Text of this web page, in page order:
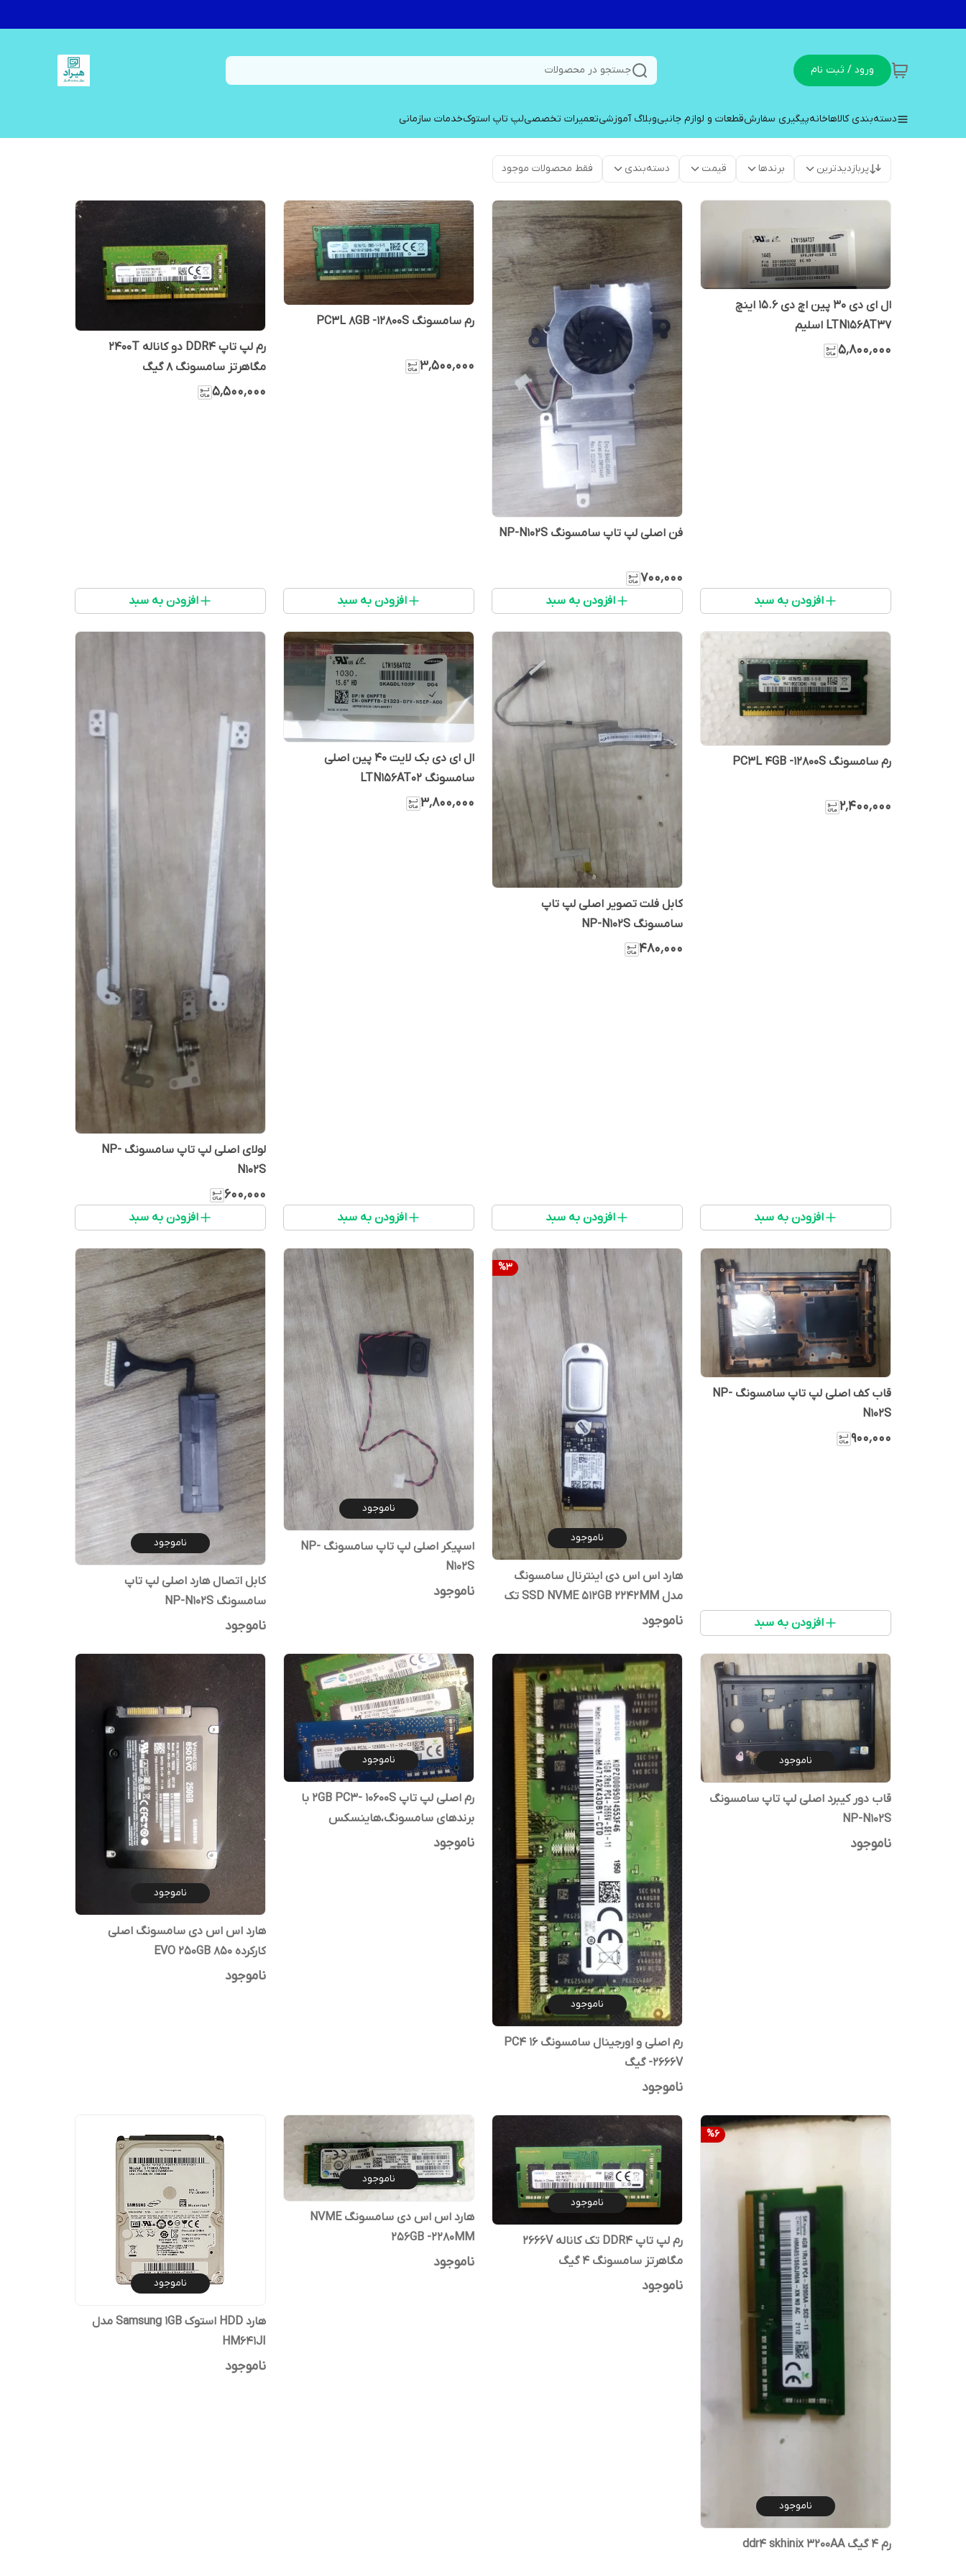
ورود / ثبت نام جستجو در محصولات
دسته‌بندی کالاهاخانهپیگیری سفارشقطعات و لوازم جانبیوبلاگ آموزشیتعمیرات تخصصیلپ تاپ استوکخدمات سازمانی
پربازدیدترین برندها قیمت دسته‌بندی فقط محصولات موجود
ال ای دی 30 پین اچ دی 15.6 اینچ
LTN156AT37 اسلیم
۵٬۸۰۰٬۰۰۰
افزودن به سبد
فن اصلی لپ تاپ سامسونگ NP-N102S
۷۰۰٬۰۰۰
افزودن به سبد
رم سامسونگ PC3L 8GB -12800S
۳٬۵۰۰٬۰۰۰
افزودن به سبد
رم لپ تاپ DDR4 دو کاناله 2400T
مگاهرتز سامسونگ 8 گیگ
۵٬۵۰۰٬۰۰۰
افزودن به سبد
رم سامسونگ PC3L 4GB -12800S
۲٬۴۰۰٬۰۰۰
افزودن به سبد
کابل فلت تصویر اصلی لپ تاپ
سامسونگ NP-N102S
۴۸۰٬۰۰۰
افزودن به سبد
ال ای دی بک لایت 40 پین اصلی
سامسونگ LTN156AT02
۳٬۸۰۰٬۰۰۰
افزودن به سبد
لولای اصلی لپ تاپ سامسونگ NP-
N102S
۶۰۰٬۰۰۰
افزودن به سبد
قاب کف اصلی لپ تاپ سامسونگ NP-
N102S
۹۰۰٬۰۰۰
افزودن به سبد
%3
ناموجود
هارد اس اس دی اینترنال سامسونگ
مدل SSD NVME 512GB 2242MM تک
شیار
ناموجود
ناموجود
اسپیکر اصلی لپ تاپ سامسونگ NP-
N102S
ناموجود
ناموجود
کابل اتصال هارد اصلی لپ تاپ
سامسونگ NP-N102S
ناموجود
ناموجود
قاب دور کیبرد اصلی لپ تاپ سامسونگ
NP-N102S
ناموجود
ناموجود
رم اصلی و اورجینال سامسونگ PC4 16
-2666V گیگ
ناموجود
ناموجود
رم اصلی لپ تاپ 2GB PC3- 10600S با
برندهای سامسونگ،هاینسکس
ناموجود
ناموجود
هارد اس اس دی سامسونگ اصلی
کارکرده 850 EVO 250GB
ناموجود
%6
ناموجود
رم 4 گیگ ddr4 skhinix 3200AA
ناموجود
رم لپ تاپ DDR4 تک کاناله 2666V
مگاهرتز سامسونگ 4 گیگ
ناموجود
ناموجود
هارد اس اس دی سامسونگ NVME
256GB -2280MM
ناموجود
ناموجود
هارد HDD استوک Samsung 1GB مدل
HM641JI
ناموجود